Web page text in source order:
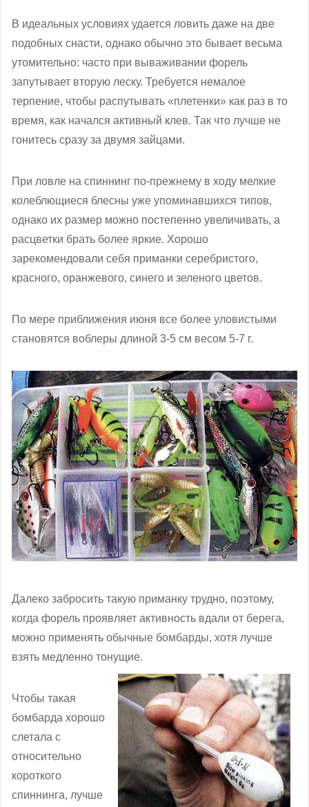
В идеальных условиях удается ловить даже на две
подобных снасти, однако обычно это бывает весьма
утомительно: часто при вываживании форель
запутывает вторую леску. Требуется немалое
терпение, чтобы распутывать «плетенки» как раз в то
время, как начался активный клев. Так что лучше не
гонитесь сразу за двумя зайцами.
При ловле на спиннинг по-прежнему в ходу мелкие
колеблющиеся блесны уже упоминавшихся типов,
однако их размер можно постепенно увеличивать, а
расцветки брать более яркие. Хорошо
зарекомендовали себя приманки серебристого,
красного, оранжевого, синего и зеленого цветов.
По мере приближения июня все более уловистыми
становятся воблеры длиной 3-5 см весом 5-7 г.
Далеко забросить такую приманку трудно, поэтому,
когда форель проявляет активность вдали от берега,
можно применять обычные бомбарды, хотя лучше
взять медленно тонущие.
Чтобы такая
бомбарда хорошо
слетала с
относительно
короткого
спиннинга, лучше